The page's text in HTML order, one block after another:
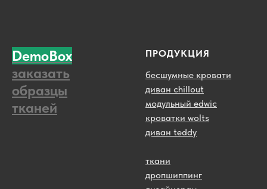
DemoBox
заказать
образцы
тканей
ПРОДУКЦИЯ
бесшумные кровати
диван chillout
модульный edwic
кроватки wolts
диван teddy
ткани
дропшиппинг